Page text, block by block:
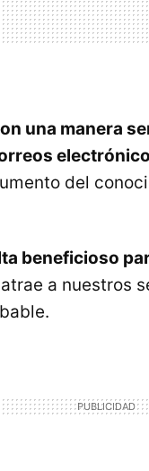
una manera
del
beneficioso
a nuestros